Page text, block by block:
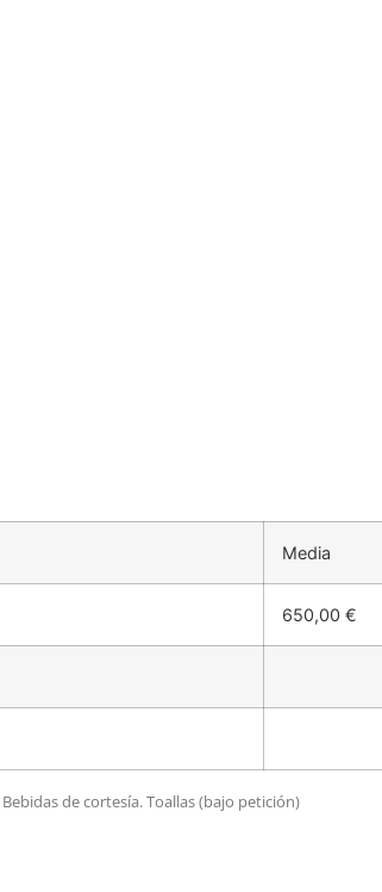
Media
650,00 €
de cortesía. Toallas (bajo petición)